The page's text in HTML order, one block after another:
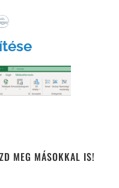
MEG MÁSOKKAL IS!